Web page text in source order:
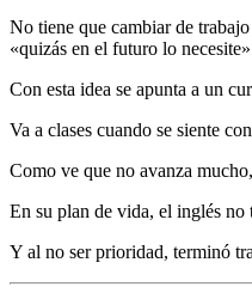
No tiene que cambiar de
«quizás en el futuro lo
Con esta idea se apunta a un
Va a clases cuando se siente
Como ve que no avanza
En su plan de vida, el inglés no
Y al no ser prioridad, terminó